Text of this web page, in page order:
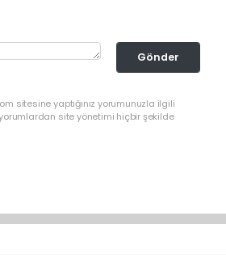
Gönder
sitesine yaptığınız yorumunuzla ilgili
site yönetimi hiçbir şekilde